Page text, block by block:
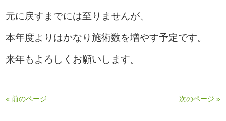
元に戻すまでには至りませんが、
本年度よりはかなり施術数を増やす予定です。
来年もよろしくお願いします。
« 前のページ 次のページ »